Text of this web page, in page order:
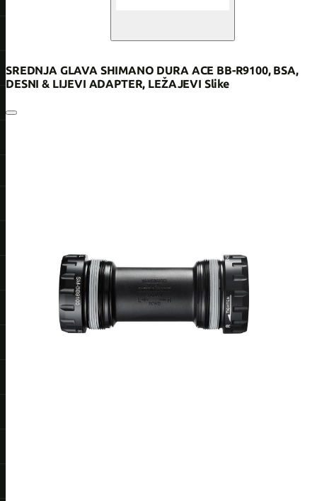
SREDNJA GLAVA SHIMANO DURA ACE BB-R9100, BSA,
DESNI & LIJEVI ADAPTER, LEŽAJEVI Slike